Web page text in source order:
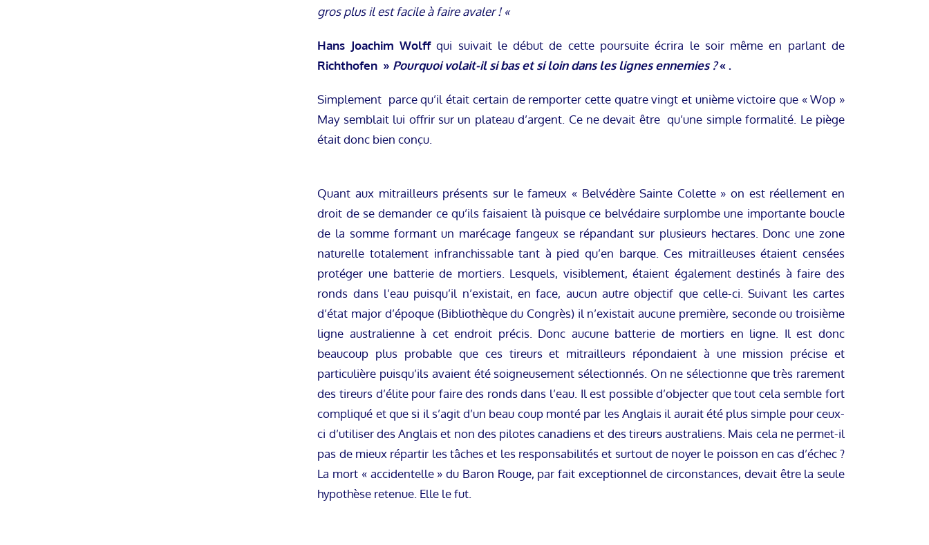
gros plus il est facile à faire avaler ! «
Hans Joachim Wolffqui suivait le début de cette poursuite écrira le soir même en parlant de
Richthofen » Pourquoi volait-il si bas et si loin dans les lignes ennemies ?« .
Simplement parce qu’il était certain de remporter cette quatre vingt et unième victoire que « Wop »
May semblait lui offrir sur un plateau d’argent. Ce ne devait être qu’une simple formalité. Le piège
était donc bien conçu.
Quant aux mitrailleurs présents sur le fameux « Belvédère Sainte Colette » on est réellement en
droit de se demander ce qu’ils faisaient là puisque ce belvédaire surplombe une importante boucle
de la somme formant un marécage fangeux se répandant sur plusieurs hectares. Donc une zone
naturelle totalement infranchissable tant à pied qu’en barque. Ces mitrailleuses étaient censées
protéger une batterie de mortiers. Lesquels, visiblement, étaient également destinés à faire des
ronds dans l’eau puisqu’il n’existait, en face, aucun autre objectif que celle-ci. Suivant les cartes
d’état major d’époque (Bibliothèque du Congrès) il n’existait aucune première, seconde ou troisième
ligne australienne à cet endroit précis. Donc aucune batterie de mortiers en ligne. Il est donc
beaucoup plus probable que ces tireurs et mitrailleurs répondaient à une mission précise et
particulière puisqu’ils avaient été soigneusement sélectionnés. On ne sélectionne que très rarement
des tireurs d’élite pour faire des ronds dans l’eau. Il est possible d’objecter que tout cela semble fort
compliqué et que si il s’agit d’un beau coup monté par les Anglais il aurait été plus simple pour ceux-
ci d’utiliser des Anglais et non des pilotes canadiens et des tireurs australiens. Mais cela ne permet-il
pas de mieux répartir les tâches et les responsabilités et surtout de noyer le poisson en cas d’échec ?
La mort « accidentelle » du Baron Rouge, par fait exceptionnel de circonstances, devait être la seule
hypothèse retenue. Elle le fut.